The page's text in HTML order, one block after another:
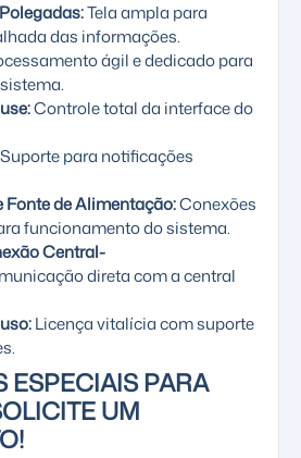
Tela ampla para
das informações.
ágil e dedicado para
Controle total da interface do
Suporte para notificações
Fonte de Alimentação:Conexões
funcionamento do sistema.
Central-
direta com a central
Licença vitalícia com suporte
ESPECIAIS PARA
UM